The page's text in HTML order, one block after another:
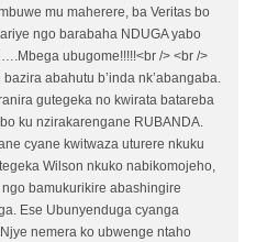
mu maherere, ba Veritas bo
ngo barabaha NDUGA yabo
ubugome!!!!!<br /> <br />
abahutu b’inda nk’abangaba.
gutegeka no kwirata batareba
ku nzirakarengane RUBANDA.
cyane kwitwaza uturere nkuku
Wilson nkuko nabikomojeho,
bamukurikire abashingire
Ese Ubunyenduga cyanga
nemera ko ubwenge ntaho